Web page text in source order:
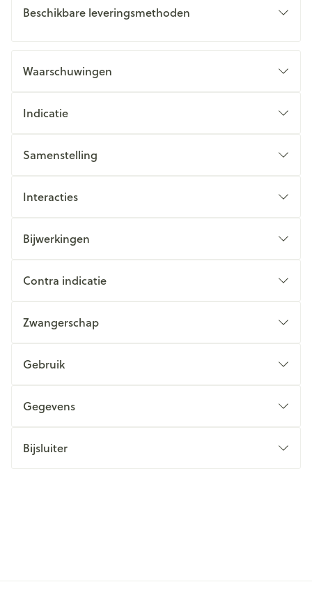
Beschikbare leveringsmethoden
Waarschuwingen
Indicatie
Samenstelling
Interacties
Bijwerkingen
Contra indicatie
Zwangerschap
Gebruik
Gegevens
Bijsluiter